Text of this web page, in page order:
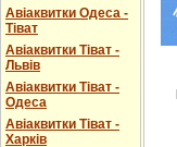
Авіаквитки Одеса -
Тіват
Авіаквитки Тіват -
Львів
Авіаквитки Тіват -
Одеса
Авіаквитки Тіват -
Харків